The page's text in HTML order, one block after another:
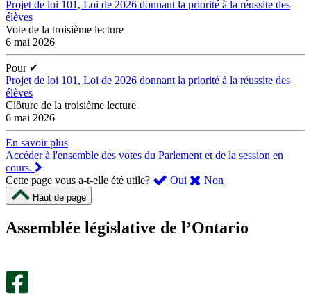
Projet de loi 101, Loi de 2026 donnant la priorité à la réussite des
élèves
Vote de la troisième lecture
6 mai 2026
Pour ✔
Projet de loi 101, Loi de 2026 donnant la priorité à la réussite des
élèves
Clôture de la troisième lecture
6 mai 2026
En savoir plus
Accéder à l'ensemble des votes du Parlement et de la session en
cours.
Cette page vous a-t-elle été utile?
Oui ,
été
Non
m’a
Haut de page
Assemblée législative de l’Ontario